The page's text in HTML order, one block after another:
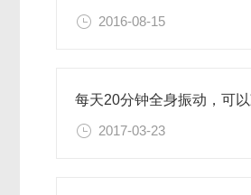
2016-08-15
2017-03-23